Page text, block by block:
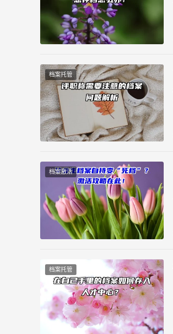
档案托管
档案激活
档案托管